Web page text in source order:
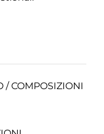
/ COMPOSIZIONI